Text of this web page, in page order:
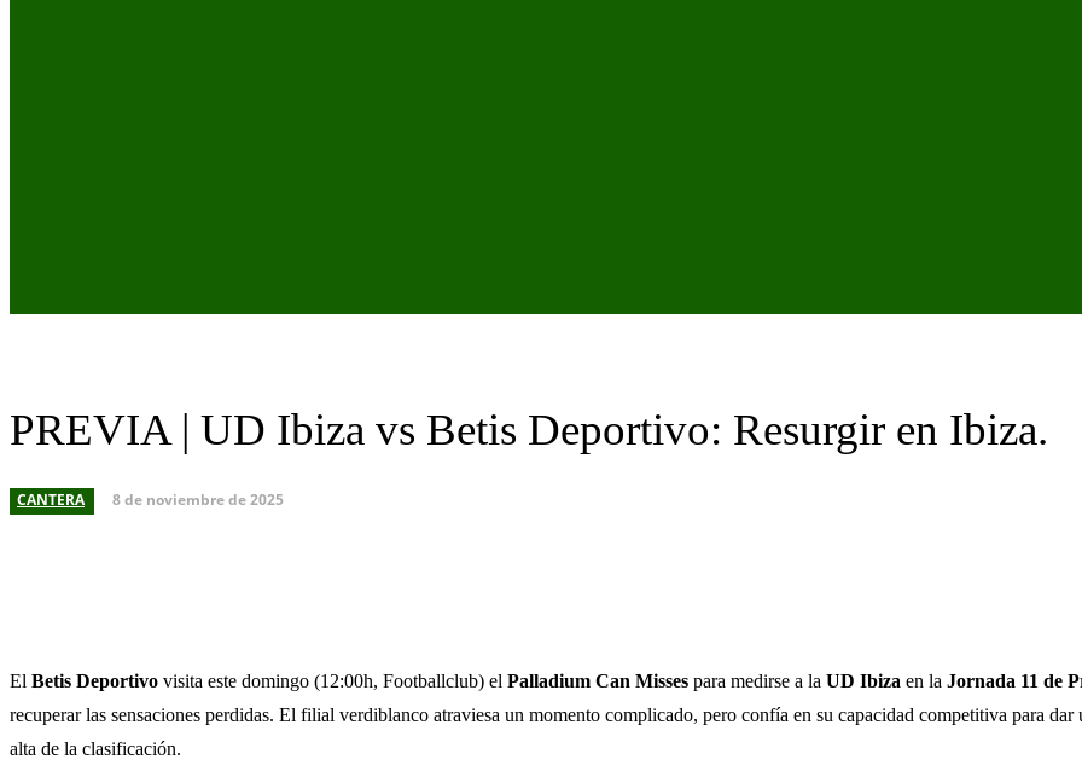
PREVIA | UD Ibiza vs Betis Deportivo: Resurgir en Ibiza.
CANTERA 8 de noviembre de 2025
El Betis Deportivo visita este domingo (12:00h, Footballclub) el Palladium Can Misses para medirse a la UD Ibiza en la Jornada 11 de
recuperar las sensaciones perdidas. El filial verdiblanco atraviesa un momento complicado, pero confía en su capacidad competitiva para
alta de la clasificación.